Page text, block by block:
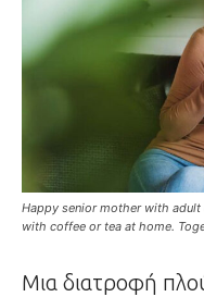
Happy senior mother with
with coffee or tea at home.
Μια διατροφή